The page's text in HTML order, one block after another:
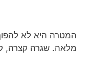
המטרה היא לא
מלאה. שגרה קצרה,